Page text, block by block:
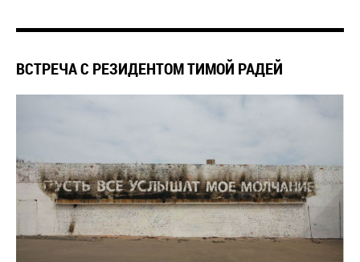
ВСТРЕЧА С РЕЗИДЕНТОМ ТИМОЙ РАДЕЙ